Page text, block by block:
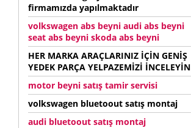
firmamızda yapılmaktadır
volkswagen abs beyni audi abs beyni
seat abs beyni skoda abs beyni
HER MARKA ARAÇLARINIZ İÇİN GENİŞ
YEDEK PARÇA YELPAZEMİZİ İNCELEYİN
motor beyni satış tamir servisi
volkswagen bluetoout satış montaj
audi bluetoout satış montaj